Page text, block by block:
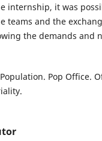
internship, it was
teams and the
the demands and
Pop Office.